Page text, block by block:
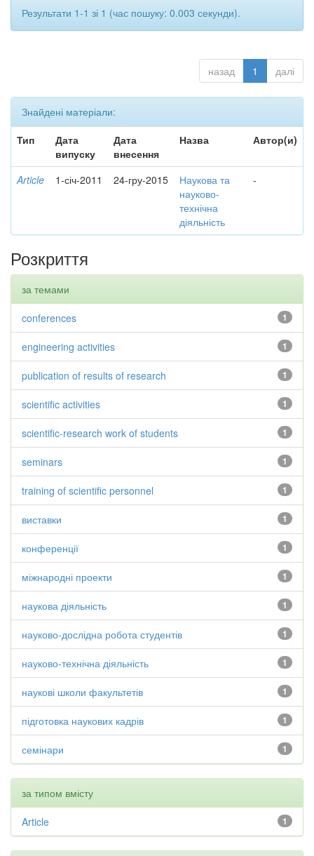
Результати 1-1 зі 1 (час пошуку: 0.003 секунди).
назад 1 далі
Знайдені матеріали:
Тип
Дата
випуску
Дата
внесення
Назва Автор(и)
Article 1-січ-2011 24-гру-2015
Наукова та
науково-
технічна
діяльність
-
Розкриття
за темами
1
conferences
1
engineering activities
1
publication of results of research
1
scientific activities
1
scientific-research work of students
1
seminars
1
training of scientific personnel
1
виставки
1
конференції
1
міжнародні проекти
1
наукова діяльність
1
науково-дослідна робота студентів
1
науково-технічна діяльність
1
наукові школи факультетів
1
підготовка наукових кадрів
1
семінари
за типом вмісту
1
Article